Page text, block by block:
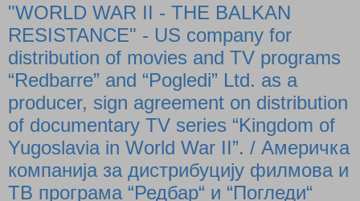
"WORLD WAR II - THE BALKAN
RESISTANCE" - US company for
distribution of movies and TV programs
“Redbarre” and “Pogledi” Ltd. as a
producer, sign agreement on distribution
of documentary TV series “Kingdom of
Yugoslavia in World War II”. / Америчка
компанија за дистрибуцију филмова и
ТВ програма “Редбар“ и “Погледи“